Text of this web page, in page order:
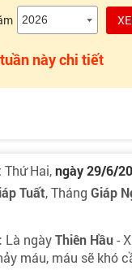
này chi tiết
: Thứ Hai,ngày 29/6/
Tuất, Tháng Giáp
Là ngàyThiên Hầu-
máu, máu sẽ khó